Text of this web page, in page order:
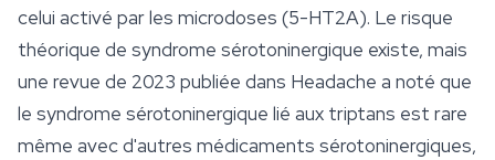
celui activé par les microdoses (5-HT2A). Le risque
théorique de syndrome sérotoninergique existe, mais
une revue de 2023 publiée dans Headache a noté que
le syndrome sérotoninergique lié aux triptans est rare
même avec d'autres médicaments sérotoninergiques,